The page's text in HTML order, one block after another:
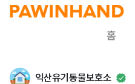
홈
익산유기동물보호소